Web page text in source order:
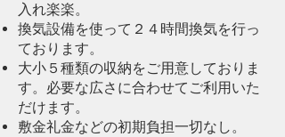
入れ楽楽。
換気設備を使って２４時間換気を行っ
ております。
大小５種類の収納をご用意しておりま
す。必要な広さに合わせてご利用いた
だけます。
敷金礼金などの初期負担一切なし。